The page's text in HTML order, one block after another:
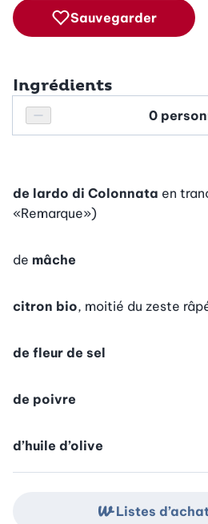
Sauvegarder
Ingrédients
Réduire le nombre de personnes
Personnes
de lardo di Colonnata en
«Remarque»)
de mâche
citron bio, moitié du zeste
de fleur de sel
de poivre
d’huile d’olive
Listes